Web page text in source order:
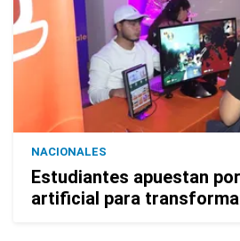
NACIONALES
Estudiantes apuestan
artificial para